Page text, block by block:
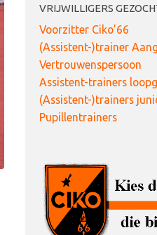
VRIJWILLIGERS
Voorzitter Ciko’66
(Assistent-)trainer
Vertrouwenspersoon
Assistent-trainers
(Assistent-)trainers
Pupillentrainers